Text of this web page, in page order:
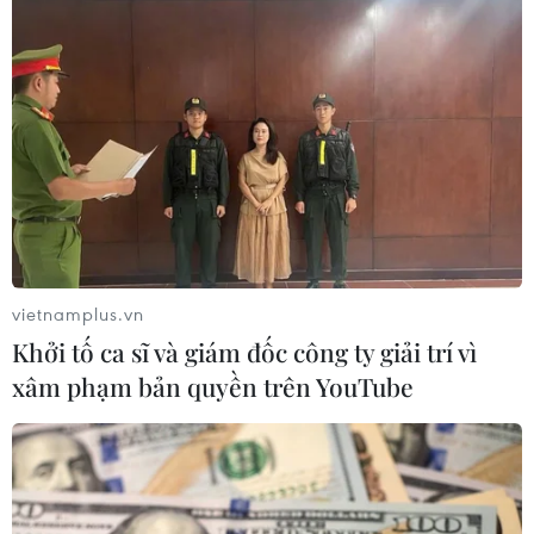
nhạy cảm hơn với các biến động trong dự báo
lượng mưa, vốn hiện đang cho thấy những khu
vực trồng lúa mỳ chính có thể sẽ không nhận
được lượng mưa như dự kiến vào cuối tuần này.
Trong khi nhiều khu vực tại đồng bằng lớn của
Mỹ có khả năng vẫn còn khô hạn, thì mưa lớn
tại khu vực trồng ngô đã gây trì hoãn việc gieo
trồng, yếu tố này có khả năng hỗ trợ giá ngô.
vietnamplus.vn
Khởi tố ca sĩ và giám đốc công ty giải trí vì
xâm phạm bản quyền trên YouTube